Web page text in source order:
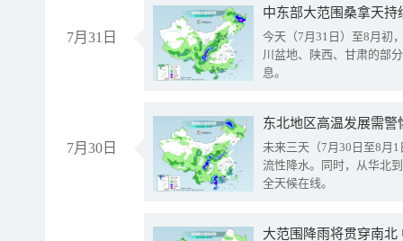
7月31日
中东部大范围桑拿天
今天（7月31日）至8月初
川盆地、陕西、甘肃的部
息。
7月30日
东北地区高温发展需
未来三天（7月30日至8月
流性降水。同时，从华北
全天候在线。
大范围降雨将贯穿南